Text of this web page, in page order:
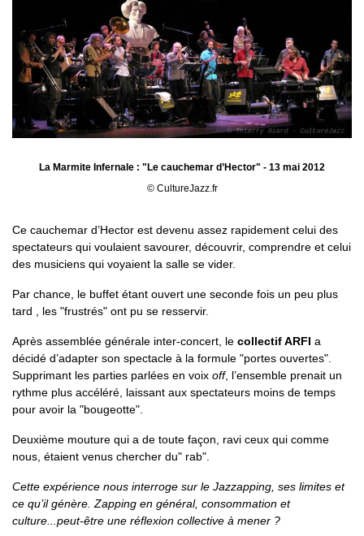
La Marmite Infernale : "Le cauchemar d’Hector" - 13 mai 2012
© CultureJazz.fr
Ce cauchemar d’Hector est devenu assez rapidement celui des
spectateurs qui voulaient savourer, découvrir, comprendre et celui
des musiciens qui voyaient la salle se vider.
Par chance, le buffet étant ouvert une seconde fois un peu plus
tard , les "frustrés" ont pu se resservir.
Après assemblée générale inter-concert, le collectif ARFI a
décidé d’adapter son spectacle à la formule "portes ouvertes".
Supprimant les parties parlées en voix off, l’ensemble prenait un
rythme plus accéléré, laissant aux spectateurs moins de temps
pour avoir la "bougeotte".
Deuxième mouture qui a de toute façon, ravi ceux qui comme
nous, étaient venus chercher du" rab".
Cette expérience nous interroge sur le Jazzapping, ses limites et
ce qu’il génère. Zapping en général, consommation et
culture...peut-être une réflexion collective à mener ?